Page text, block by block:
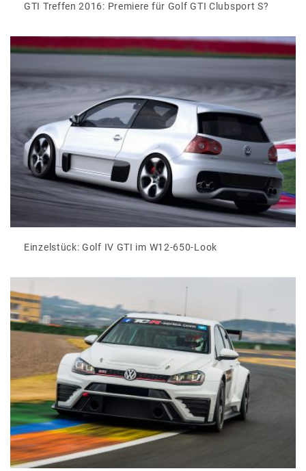
GTI Treffen 2016: Premiere für Golf GTI Clubsport S?
Einzelstück: Golf IV GTI im W12-650-Look